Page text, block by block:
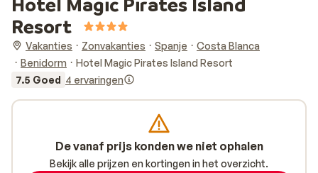
Resort
Vakanties Zonvakanties Spanje
Costa Blanca
Benidorm
Hotel Magic Pirates Island Resort
7.5 Goed 4 ervaringen
De vanaf prijs konden we niet ophalen
Bekijk alle prijzen en kortingen in het overzicht.